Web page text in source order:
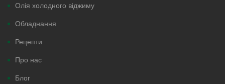
Олія холодного віджиму
Обладнання
Рецепти
Про нас
Блог